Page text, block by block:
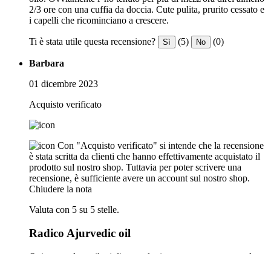
2/3 ore con una cuffia da doccia. Cute pulita, prurito cessato e
i capelli che ricominciano a crescere.
Ti è stata utile questa recensione? Sì (5) No (0)
Barbara
01 dicembre 2023
Acquisto verificato
Con "Acquisto verificato" si intende che la recensione
è stata scritta da clienti che hanno effettivamente acquistato il
prodotto sul nostro shop. Tuttavia per poter scrivere una
recensione, è sufficiente avere un account sul nostro shop.
Chiudere la nota
Valuta con 5 su 5 stelle.
Radico Ajurvedic oil